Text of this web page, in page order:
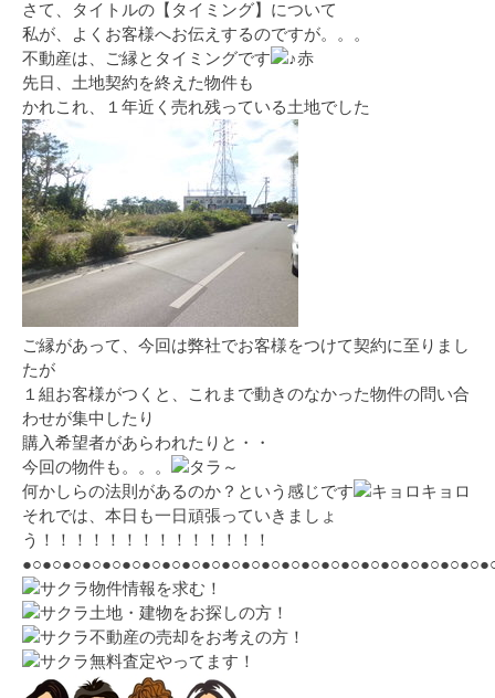
さて、タイトルの【タイミング】について
私が、よくお客様へお伝えするのですが。。。
不動産は、ご縁とタイミングです
先日、土地契約を終えた物件も
かれこれ、１年近く売れ残っている土地でした
ご縁があって、今回は弊社でお客様をつけて契約に至りまし
たが
１組お客様がつくと、これまで動きのなかった物件の問い合
わせが集中したり
購入希望者があらわれたりと・・
今回の物件も。。。
何かしらの法則があるのか？という感じです
それでは、本日も一日頑張っていきましょ
う！！！！！！！！！！！！！！
物件情報を求む！
土地・建物をお探しの方！
不動産の売却をお考えの方！
無料査定やってます！